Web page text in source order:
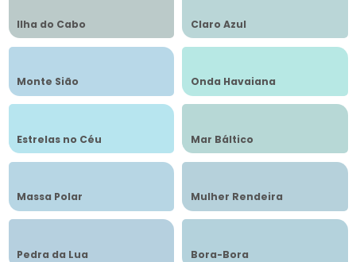
Ilha do Cabo Claro Azul
Monte Sião Onda Havaiana
Estrelas no Céu Mar Báltico
Massa Polar Mulher Rendeira
Pedra da Lua Bora-Bora